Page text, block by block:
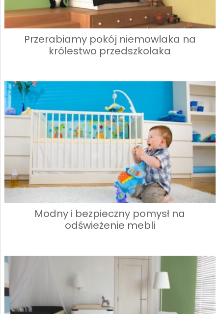
Przerabiamy pokój niemowlaka na
królestwo przedszkolaka
Modny i bezpieczny pomysł na
odświeżenie mebli